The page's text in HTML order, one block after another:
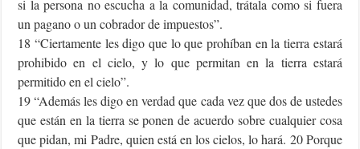
si la persona no escucha a la comunidad, trátala como si fuera
un pagano o un cobrador de impuestos”.
18 “Ciertamente les digo que lo que prohíban en la tierra estará
prohibido en el cielo, y lo que permitan en la tierra estará
permitido en el cielo”.
19 “Además les digo en verdad que cada vez que dos de ustedes
que están en la tierra se ponen de acuerdo sobre cualquier cosa
que pidan, mi Padre, quien está en los cielos, lo hará. 20 Porque